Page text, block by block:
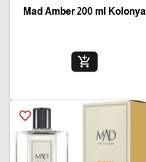
Mad Amber 200 ml Kolonya
add_shopping_cart
favorite_border